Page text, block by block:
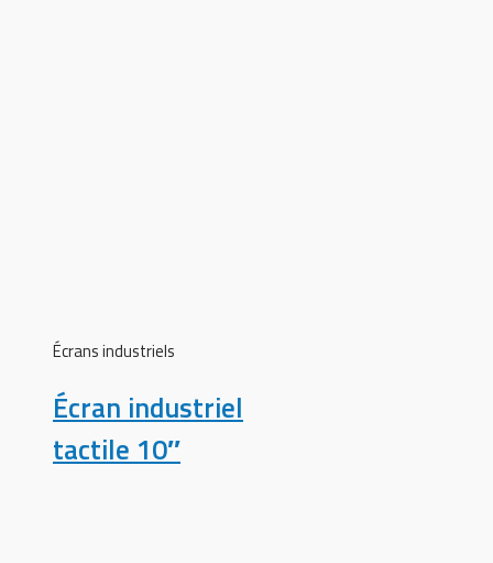
Écrans industriels
Écran industriel
tactile 10″